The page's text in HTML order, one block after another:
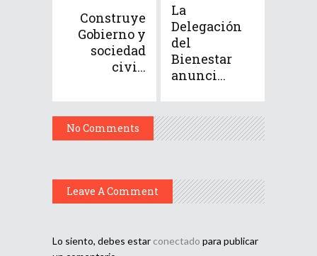
Construye
Gobierno y
sociedad
civi...
La
Delegación
del
Bienestar
anunci...
No Comments
Leave A Comment
Lo siento, debes estar conectado para publicar